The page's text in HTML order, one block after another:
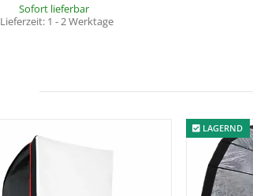
Sofort lieferbar
Lieferzeit: 1 - 2 Werktage
LAGERND